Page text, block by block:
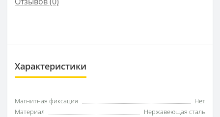
Характеристики
Магнитная фиксация
Нет
Материал
Нержавеющая сталь